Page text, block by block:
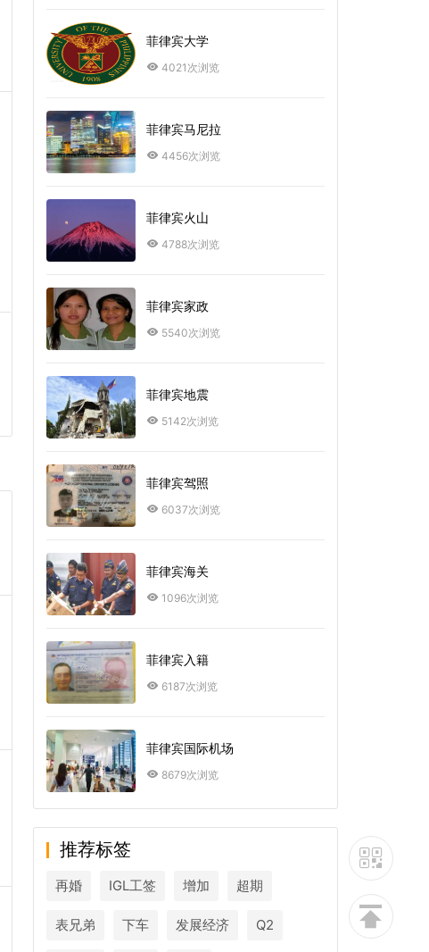
菲律宾大学
4021次浏览
菲律宾马尼拉
4456次浏览
菲律宾火山
4788次浏览
菲律宾家政
5540次浏览
菲律宾地震
5142次浏览
菲律宾驾照
6037次浏览
菲律宾海关
1096次浏览
菲律宾入籍
6187次浏览
菲律宾国际机场
8679次浏览
推荐标签
再婚 IGL工签 增加 超期
表兄弟 下车 发展经济 Q2